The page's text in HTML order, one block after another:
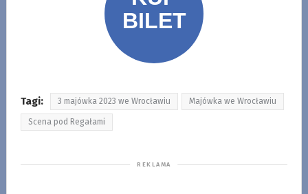
Tagi: 3 majówka 2023 we Wrocławiu Majówka we Wrocławiu
Scena pod Regałami